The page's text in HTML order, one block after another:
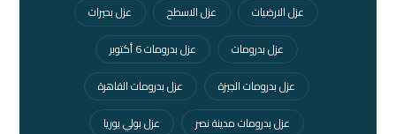
عزل الارضيات
عزل الاسطح
عزل بحيرات
عزل بدرومات
عزل بدرومات 6 أكتوبر
عزل بدرومات الجيزة
عزل بدرومات القاهرة
عزل بدرومات مدينة نصر
عزل بولي يوريا